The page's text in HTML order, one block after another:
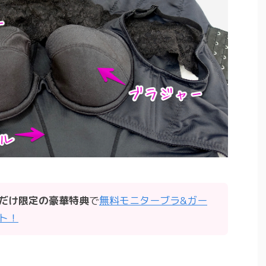
け限定の豪華特典で無料モニターブラ&ガー
！